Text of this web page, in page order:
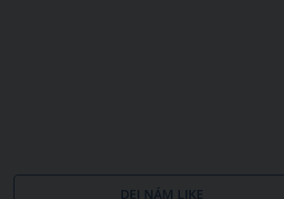
DEJ NÁM LIKE